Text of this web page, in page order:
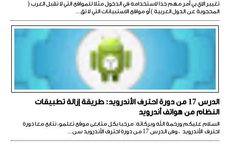
تغيير الاي بي أمر مهم جدا لاستخدامه في الدخول مثلا للمواقع التي لا تقبل العرب (
المحجوبة عن الدول العربية ) أو مواقع الاستبيانات التي لا تق...
الدرس 17 من دورة احترف الأندرويد: طريقة إزالة تطبيقات
النظام من هواتف أندرويد
السلام عليكم ورحمة الله وبركاته: مرحبا بكل متابعى موقع تعلمو، نتابع معا دورة
احترف الأندرويد ، وفى الدرس 17 من دورة احترف الأندرويد سن...